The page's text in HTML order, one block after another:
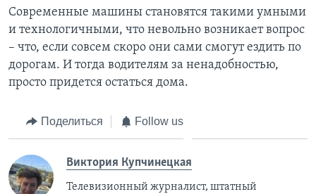
Современные машины становятся такими умными
и технологичными, что невольно возникает вопрос
– что, если совсем скоро они сами смогут ездить по
дорогам. И тогда водителям за ненадобностью,
просто придется остаться дома.
Поделиться Follow us
Виктория Купчинецкая
Телевизионный журналист, штатный